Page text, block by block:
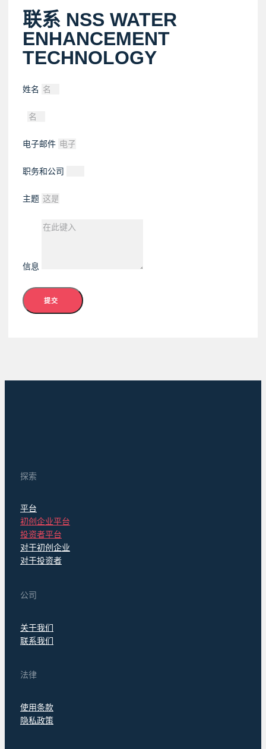
联系 NSS WATER
ENHANCEMENT
TECHNOLOGY
姓名
电子邮件
职务和公司
主题
信息
提交
探索
平台
初创企业平台
投资者平台
对于初创企业
对于投资者
公司
关于我们
联系我们
法律
使用条款
隐私政策